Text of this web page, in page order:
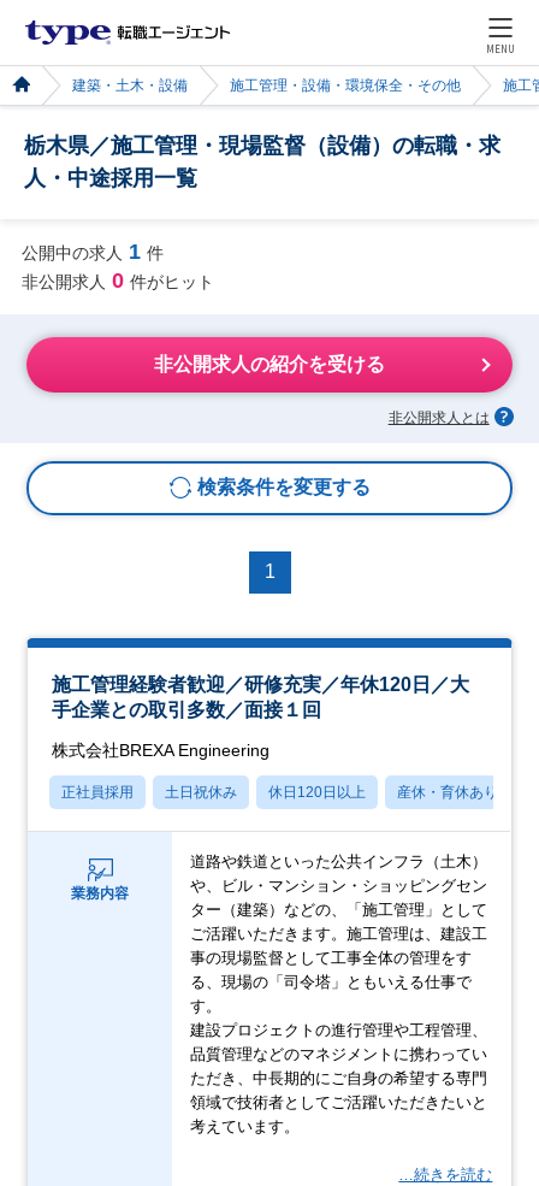
MENU
建築・土木・設備 施工管理・設備・環境保全・その他 施工
栃木県／施工管理・現場監督（設備）の転職・求
人・中途採用一覧
公開中の求人 1 件
非公開求人 0 件がヒット
非公開求人の紹介を受ける
非公開求人とは
検索条件を変更する
1
施工管理経験者歓迎／研修充実／年休120日／大
手企業との取引多数／面接１回
株式会社BREXA Engineering
正社員採用 土日祝休み 休日120日以上 産休・育休あり
業務内容
道路や鉄道といった公共インフラ（土木）
や、ビル・マンション・ショッピングセン
ター（建築）などの、「施工管理」として
ご活躍いただきます。施工管理は、建設工
事の現場監督として工事全体の管理をす
る、現場の「司令塔」ともいえる仕事で
す。
建設プロジェクトの進行管理や工程管理、
品質管理などのマネジメントに携わってい
ただき、中長期的にご自身の希望する専門
領域で技術者としてご活躍いただきたいと
考えています。
…続きを読む